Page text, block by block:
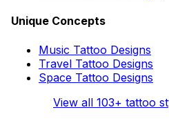
Unique Concepts
Music Tattoo Designs
Travel Tattoo Designs
Space Tattoo Designs
View all 103+ tattoo